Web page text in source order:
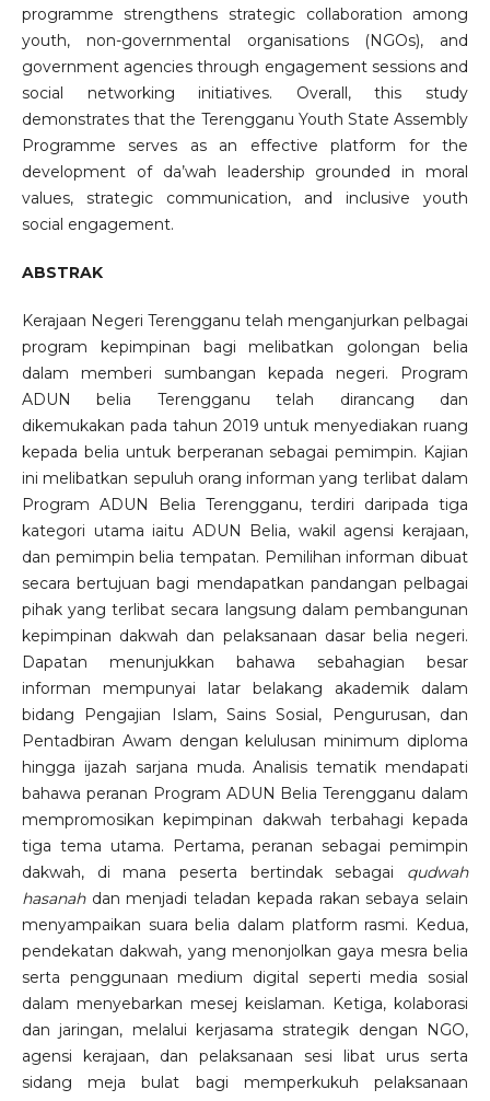
programme strengthens strategic collaboration among
youth, non-governmental organisations (NGOs), and
government agencies through engagement sessions and
social networking initiatives. Overall, this study
demonstrates that the Terengganu Youth State Assembly
Programme serves as an effective platform for the
development of da’wah leadership grounded in moral
values, strategic communication, and inclusive youth
social engagement.
ABSTRAK
Kerajaan Negeri Terengganu telah menganjurkan pelbagai
program kepimpinan bagi melibatkan golongan belia
dalam memberi sumbangan kepada negeri. Program
ADUN belia Terengganu telah dirancang dan
dikemukakan pada tahun 2019 untuk menyediakan ruang
kepada belia untuk berperanan sebagai pemimpin. Kajian
ini melibatkan sepuluh orang informan yang terlibat dalam
Program ADUN Belia Terengganu, terdiri daripada tiga
kategori utama iaitu ADUN Belia, wakil agensi kerajaan,
dan pemimpin belia tempatan. Pemilihan informan dibuat
secara bertujuan bagi mendapatkan pandangan pelbagai
pihak yang terlibat secara langsung dalam pembangunan
kepimpinan dakwah dan pelaksanaan dasar belia negeri.
Dapatan menunjukkan bahawa sebahagian besar
informan mempunyai latar belakang akademik dalam
bidang Pengajian Islam, Sains Sosial, Pengurusan, dan
Pentadbiran Awam dengan kelulusan minimum diploma
hingga ijazah sarjana muda. Analisis tematik mendapati
bahawa peranan Program ADUN Belia Terengganu dalam
mempromosikan kepimpinan dakwah terbahagi kepada
tiga tema utama. Pertama, peranan sebagai pemimpin
dakwah, di mana peserta bertindak sebagai qudwah
hasanahdan menjadi teladan kepada rakan sebaya selain
menyampaikan suara belia dalam platform rasmi. Kedua,
pendekatan dakwah, yang menonjolkan gaya mesra belia
serta penggunaan medium digital seperti media sosial
dalam menyebarkan mesej keislaman. Ketiga, kolaborasi
dan jaringan, melalui kerjasama strategik dengan NGO,
agensi kerajaan, dan pelaksanaan sesi libat urus serta
sidang meja bulat bagi memperkukuh pelaksanaan